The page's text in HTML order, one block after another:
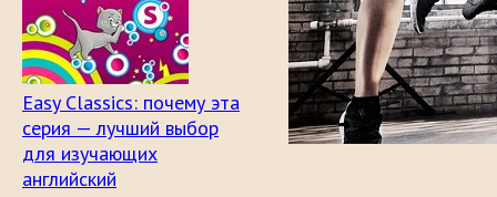
Easy Classics: почему эта
серия — лучший выбор
для изучающих
английский